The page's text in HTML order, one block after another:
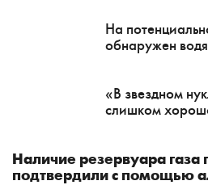
На
обнаружен
«В звездном
слишком
Наличие резервуара
подтвердили с помощью